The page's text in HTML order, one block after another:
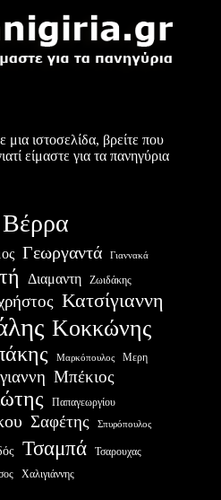
ιστοσελίδα, βρείτε που
είμαστε για τα πανηγύρια
Βέρρα
Γεωργαντά Γιαννακά
Διαμαντη Ζωιδάκης
Κατσίγιαννη
Κοκκώνης
Μαρκόπουλος Μερη
Μπέκιος
Παπαγεωργίου
Σαφέτης Σπυρόπουλος
Τσαμπά Τσαρουχας
Χαλιγιάννης